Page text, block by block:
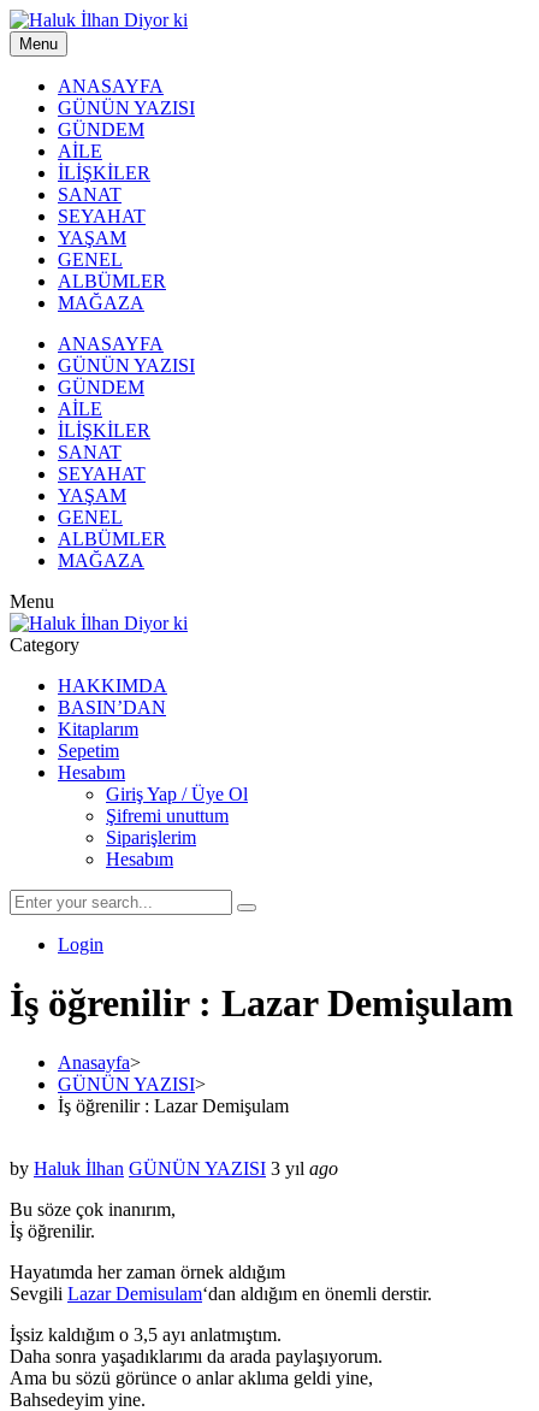
Menu
ANASAYFA
GÜNÜN YAZISI
GÜNDEM
AİLE
İLİŞKİLER
SANAT
SEYAHAT
YAŞAM
GENEL
ALBÜMLER
MAĞAZA
ANASAYFA
GÜNÜN YAZISI
GÜNDEM
AİLE
İLİŞKİLER
SANAT
SEYAHAT
YAŞAM
GENEL
ALBÜMLER
MAĞAZA
Menu
Category
HAKKIMDA
BASIN’DAN
Kitaplarım
Sepetim
Hesabım
Giriş Yap / Üye Ol
Şifremi unuttum
Siparişlerim
Hesabım
Login
İş öğrenilir : Lazar Demişulam
Anasayfa>
GÜNÜN YAZISI>
İş öğrenilir : Lazar Demişulam
by Haluk İlhan GÜNÜN YAZISI 3 yıl ago
Bu söze çok inanırım,
İş öğrenilir.
Hayatımda her zaman örnek aldığım
Sevgili Lazar Demisulam‘dan aldığım en önemli derstir.
İşsiz kaldığım o 3,5 ayı anlatmıştım.
Daha sonra yaşadıklarımı da arada paylaşıyorum.
Ama bu sözü görünce o anlar aklıma geldi yine,
Bahsedeyim yine.